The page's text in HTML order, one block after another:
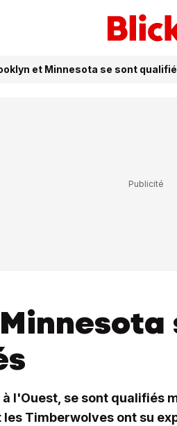
et Minnesota se sont
l'Ouest, se sont qualifiés
les Timberwolves ont su